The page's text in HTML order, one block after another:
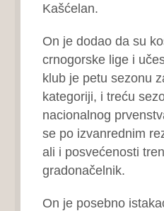
Kašćelan.
On je dodao da su
crnogorske lige i
klub je petu sezonu
kategoriji, i treću
nacionalnog
se po izvanrednim
ali i posvećenosti
gradonačelnik.
On je posebno